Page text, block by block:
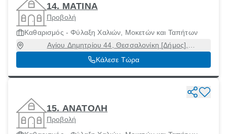
14. ΜΑΤΙΝΑ
Προβολή
Καθαρισμός - Φύλαξη Χαλιών, Μοκετών και Ταπήτων
Αγίου Δημητρίου 44, Θεσσαλονίκη [Δήμος],
Θεσσαλονίκη, 54630
Κάλεσε Τώρα
15. ΑΝΑΤΟΛΗ
Προβολή